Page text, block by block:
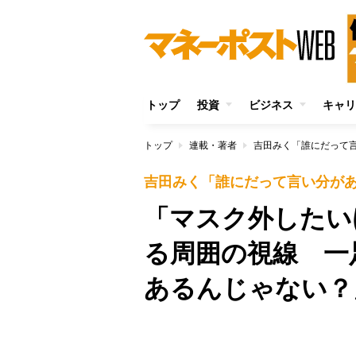
トップ 投資 ビジネス キャ
トップ 連載・著者 吉田みく「誰にだって
吉田みく「誰にだって言い分があ
「マスク外した
る周囲の視線 一
あるんじゃない